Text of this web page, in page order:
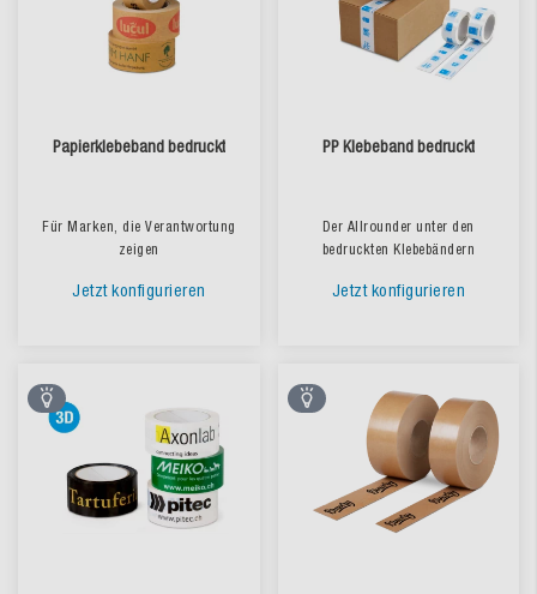
Papierklebeband bedruckt
Für Marken, die Verantwortung
zeigen
Jetzt konfigurieren
PP Klebeband bedruckt
Der Allrounder unter den
bedruckten Klebebändern
Jetzt konfigurieren